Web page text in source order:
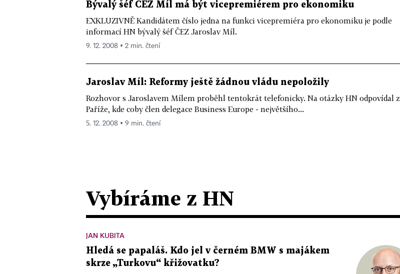
Bývalý šéf ČEZ Míl má být vicepremiérem pro ekonomiku
EXKLUZIVNĚ Kandidátem číslo jedna na funkci vicepremiéra pro ekonomiku je podle
informací HN bývalý šéf ČEZ Jaroslav Míl.
9. 12. 2008 ▪ 2 min. čtení
Jaroslav Míl: Reformy ještě žádnou vládu nepoložily
Rozhovor s Jaroslavem Mílem proběhl tentokrát telefonicky. Na otázky HN odpovídal z
Paříže, kde coby člen delegace Business Europe - největšího...
5. 12. 2008 ▪ 9 min. čtení
Vybíráme z HN
JAN KUBITA
Hledá se papaláš. Kdo jel v černém BMW s majákem
skrze „Turkovu“ křižovatku?